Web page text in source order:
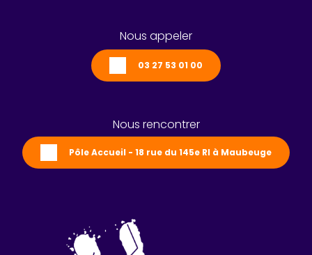
Nous appeler
03 27 53 01 00
Nous rencontrer
Pôle Accueil - 18 rue du 145e RI à Maubeuge